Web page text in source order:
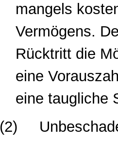
mangels
Vermögens.
Rücktritt die
eine
eine taugliche
(2)